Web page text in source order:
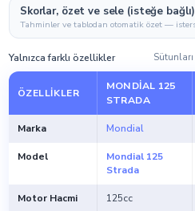
Skorlar, özet ve sele (isteğe bağlı)
Tahminler ve tablodan otomatik özet —
Yalnızca farklı özellikler
ÖZELLIKLER
MONDIAL 125
STRADA
Marka Mondial
Model
Mondial 125
Strada
Motor Hacmi 125cc